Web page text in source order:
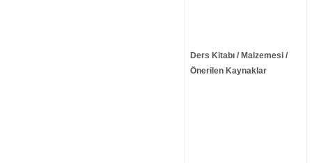
Ders Kitabı / Malzemesi /
Önerilen Kaynaklar